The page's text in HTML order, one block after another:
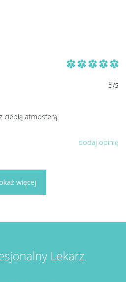
5/5
atmosferą.
dodaj opinię
więcej